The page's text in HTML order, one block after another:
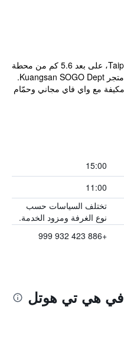
يقع مكان إقامة "HE TI Hotel" في Taiping، على بعد 5.6 كم من محطة
تايتشونغ للسكك الحديدية و6.6 كم من متجر Kuangsan SOGO Dept.
3 نجوم غرف مكيفة مع واي فاي مجاني وحمّام
15:00
11:00
تختلف السياسات حسب
نوع الغرفة ومزود الخدمة.
+886 423 932 999
في هي تي هوتل